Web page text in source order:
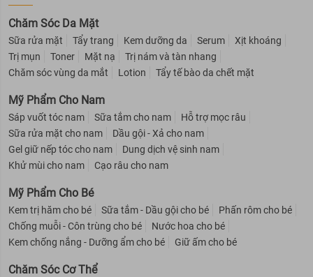
3. Dung Dịch Vệ Sinh Phụ Nữ Lactacyd Pro Sensitive Cho
Da Nhạy Cảm
Dung Dịch Vệ Sinh Phụ Nữ Lactacyd Pro Sensitive Cho Da
Nhạy Cảm với chiết xuất từ sữa và thành phần tự nhiên
Lactoserum giúp bảo vệ dịu nhẹ và kháng khuẩn trên da, ngăn
ngừa viêm nhiễm vùng nhạy cảm. Sản phẩm đã được kiểm
nghiệm trên da, thích hợp sử dụng hằng ngày, nhẹ nhàng và an
toàn. Mùi hương tinh tế tạo cảm giác dễ chịu.
Chăm Sóc Da Mặt
Sữa rửa mặt Tẩy trang Kem dưỡng da Serum
Xịt khoáng
Trị mụn
Toner Mặt nạ
Trị nám và tàn nhang
Chăm sóc vùng da mắt
Lotion Tẩy tế bào da chết mặt
Mỹ Phẩm Cho Nam
Sáp vuốt tóc nam Sữa tắm cho nam
Hỗ trợ mọc râu
Sữa rửa mặt cho nam
Dầu gội - Xả cho nam
Gel giữ nếp tóc cho nam
Dung dịch vệ sinh nam
Khử mùi cho nam
Cạo râu cho nam
Mỹ Phẩm Cho Bé
Kem trị hăm cho bé Sữa tắm - Dầu gội cho bé
Phấn rôm cho bé
Chống muỗi - Côn trùng cho bé
Nước hoa cho bé
Kem chống nắng - Dưỡng ẩm cho bé
Giữ ấm cho bé
Chăm Sóc Cơ Thể